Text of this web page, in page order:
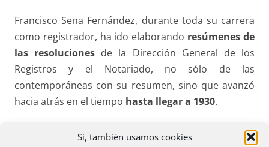
Sí, también usamos cookies
Francisco Sena Fernández, durante toda su carrera
como registrador, ha ido elaborando resúmenes de
las resoluciones de la Dirección General de los
Registros y el Notariado, no sólo de las
contemporáneas con su resumen, sino que avanzó
hacia atrás en el tiempo hasta llegar a 1930.
El diccionario tienecuatro ramas principales: